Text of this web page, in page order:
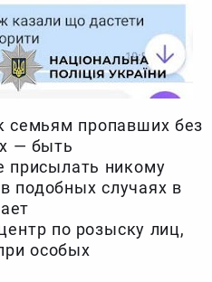
семьям пропавших без
— быть
присылать никому
подобных случаях в
по розыску лиц,
особых